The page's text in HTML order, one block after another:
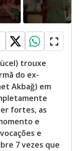
trouxe
do ex-
Akbağ) em
fortes, as
e
e
7 vezes que